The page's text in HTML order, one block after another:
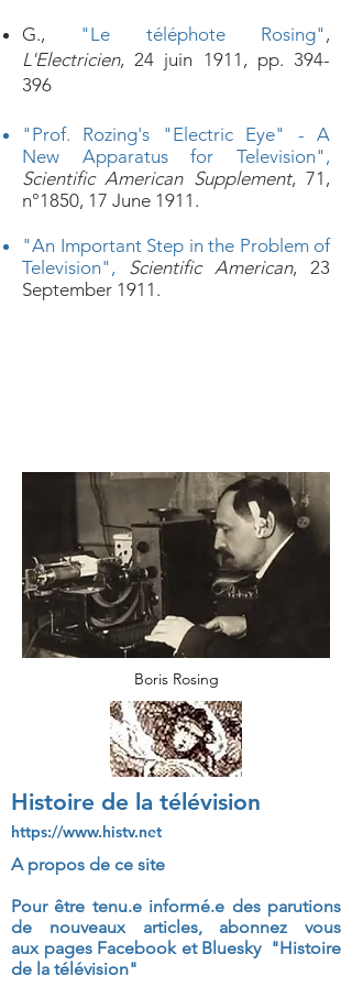
G., "Le téléphote Rosing",
L'Electricien, 24 juin 1911, pp. 394-
396
"Prof. Rozing's "Electric Eye" - A
New Apparatus for Television",
Scientific American Supplement, 71,
n°1850, 17 June 1911.
"An Important Step in the Problem of
Television", Scientific American, 23
September 1911.
Boris Rosing
Histoire de la télévision
https://www.histv.net
A propos de ce site
Pour être tenu.e informé.e des parutions
de nouveaux articles, abonnez vous
aux pages Facebook et Bluesky "Histoire
de la télévision"